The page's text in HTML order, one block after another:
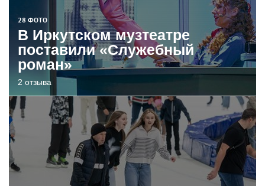
28 ФОТО
В Иркутском музтеатре
поставили «Служебный
роман»
2 отзыва